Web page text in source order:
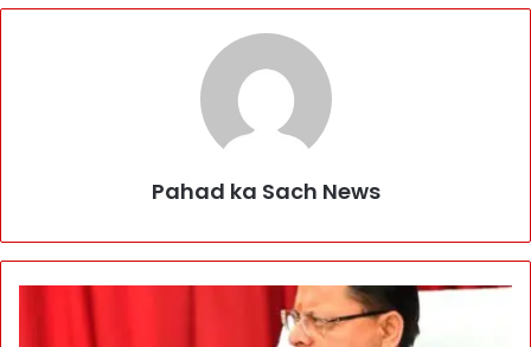
Pahad ka Sach News